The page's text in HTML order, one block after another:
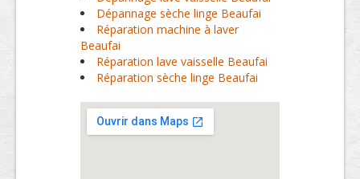
Dépannage sèche linge Beaufai
Réparation machine à laver
Beaufai
Réparation lave vaisselle Beaufai
Réparation sèche linge Beaufai